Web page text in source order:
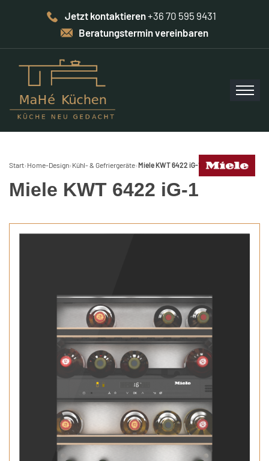
Jetzt kontaktieren+36 70 595 9431
Beratungstermin vereinbaren
Start› Home-Design› Kühl- & Gefriergeräte›Miele KWT 6422 iG-1
Miele KWT 6422 iG-1